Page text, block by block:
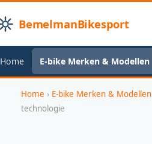
BemelmanBikesport
Home E-bike Merken & Modellen
Home › E-bike Merken & Modellen
technologie